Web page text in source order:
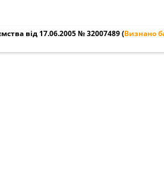
від 17.06.2005 № 32007489(Визнано